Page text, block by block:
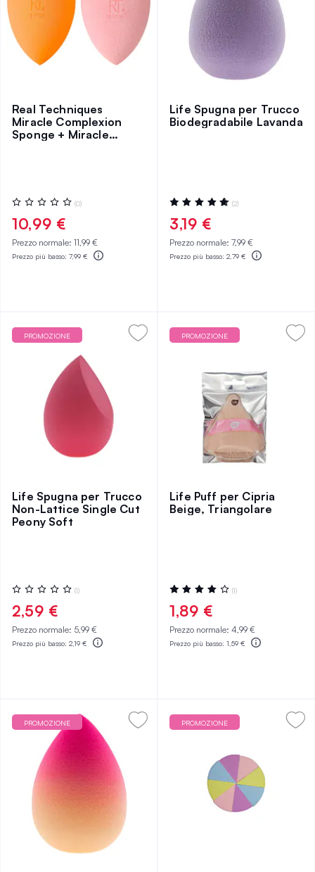
Real Techniques
Miracle Complexion
Sponge + Miracle
Valutazione:
0%
(0)
10,99 €
Prezzo normale: 11,99 €
Prezzo più basso: 7,99 €
Life Spugna per Trucco
Biodegradabile Lavanda
Valutazione:
100%
(2)
3,19 €
Prezzo normale: 7,99 €
Prezzo più basso: 2,79 €
PROMOZIONE
Life Spugna per Trucco
Non-Lattice Single Cut
Peony Soft
Valutazione:
0%
(1)
2,59 €
Prezzo normale: 5,99 €
Prezzo più basso: 2,19 €
PROMOZIONE
Life Puff per Cipria
Beige, Triangolare
Valutazione:
80%
(1)
1,89 €
Prezzo normale: 4,99 €
Prezzo più basso: 1,59 €
PROMOZIONE PROMOZIONE